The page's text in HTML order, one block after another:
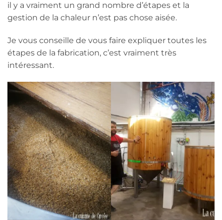
il y a vraiment un grand nombre d’étapes et la
gestion de la chaleur n’est pas chose aisée.
Je vous conseille de vous faire expliquer toutes les
étapes de la fabrication, c’est vraiment très
intéressant.